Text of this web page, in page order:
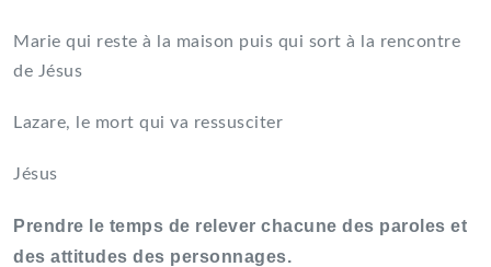
Marie qui reste à la maison puis qui sort à la rencontre
de Jésus
Lazare, le mort qui va ressusciter
Jésus
Prendre le temps de relever chacune des paroles et
des attitudes des personnages.